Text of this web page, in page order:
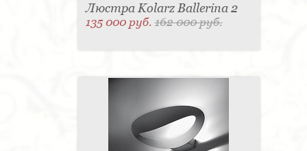
Люстра Kolarz Ballerina 2
135 000 руб.162 000 руб.